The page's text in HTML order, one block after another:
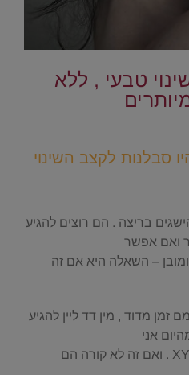
טבעי , ללא
סבלנות לקצב השינוי
בריצה . הם רוצים להגיע
ואם אפשר
ומובן – השאלה היא אם זה
זמן מדוד , מין דד ליין להגיע
צריך/ אמור להשיג ולשנות XYZ . ואם זה לא קורה הם